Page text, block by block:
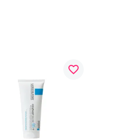
favorite_border